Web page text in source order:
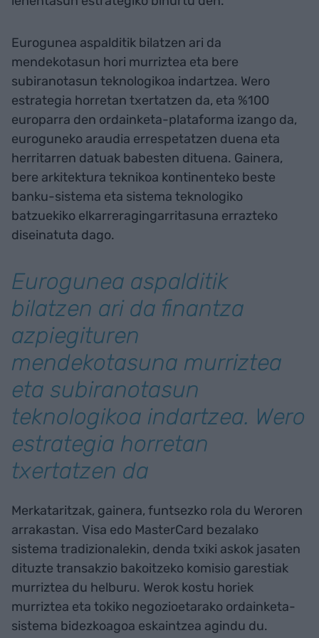
Eurogunea aspalditik bilatzen ari da
mendekotasun hori murriztea eta bere
subiranotasun teknologikoa indartzea. Wero
estrategia horretan txertatzen da, eta %100
europarra den ordainketa-plataforma izango da,
euroguneko araudia errespetatzen duena eta
herritarren datuak babesten dituena. Gainera,
bere arkitektura teknikoa kontinenteko beste
banku-sistema eta sistema teknologiko
batzuekiko elkarreragingarritasuna errazteko
diseinatuta dago.
Eurogunea aspalditik
bilatzen ari da finantza
azpiegituren
mendekotasuna murriztea
eta subiranotasun
teknologikoa indartzea. Wero
estrategia horretan
txertatzen da
Merkataritzak, gainera, funtsezko rola du Weroren
arrakastan. Visa edo MasterCard bezalako
sistema tradizionalekin, denda txiki askok jasaten
dituzte transakzio bakoitzeko komisio garestiak
murriztea du helburu. Werok kostu horiek
murriztea eta tokiko negozioetarako ordainketa-
sistema bidezkoagoa eskaintzea agindu du.